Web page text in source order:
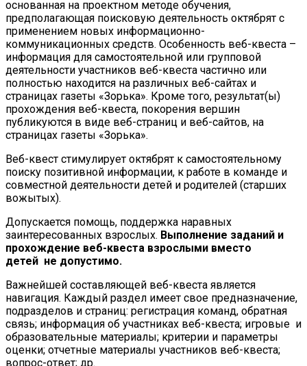
основанная на проектном методе обучения,
предполагающая поисковую деятельность октябрят с
применением новых информационно-
коммуникационных средств. Особенность веб-квеста –
информация для самостоятельной или групповой
деятельности участников веб-квеста частично или
полностью находится на различных веб-сайтах и
страницах газеты «Зорька». Кроме того, результат(ы)
прохождения веб-квеста, покорения вершин
публикуются в виде веб-страниц и веб-сайтов, на
страницах газеты «Зорька».
Веб-квест стимулирует октябрят к самостоятельному
поиску позитивной информации, к работе в команде и
совместной деятельности детей и родителей (старших
вожытых).
Допускается помощь, поддержка наравных
заинтересованных взрослых. Выполнение заданий и
прохождение веб-квеста взрослыми вместо
детей не допустимо.
Важнейшей составляющей веб-квеста является
навигация. Каждый раздел имеет свое предназначение,
подразделов и страниц: регистрация команд, обратная
связь; информация об участниках веб-квеста; игровые и
образовательные материалы; критерии и параметры
оценки; отчетные материалы участников веб-квеста;
вопрос-ответ; др.